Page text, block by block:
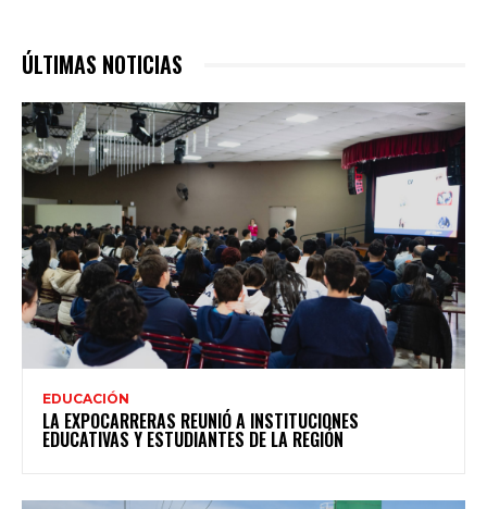
ÚLTIMAS NOTICIAS
EDUCACIÓN
LA EXPOCARRERAS REUNIÓ A INSTITUCIONES
EDUCATIVAS Y ESTUDIANTES DE LA REGIÓN